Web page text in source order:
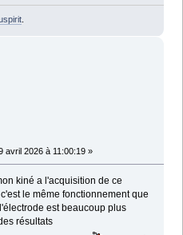
.
avril 2026 à 11:00:19 »
kiné a l'acquisition de ce
le même fonctionnement que
est beaucoup plus
résultats